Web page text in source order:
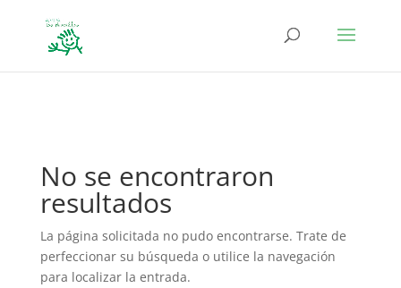
No se encontraron
resultados
La página solicitada no pudo encontrarse. Trate de
perfeccionar su búsqueda o utilice la navegación
para localizar la entrada.